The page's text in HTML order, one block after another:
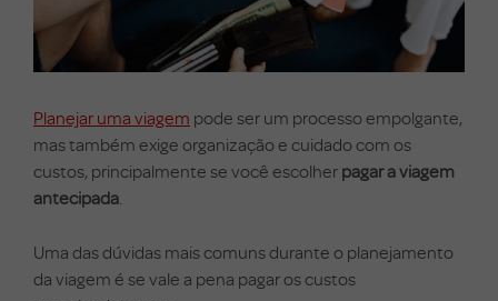
Planejar uma viagem pode ser um processo empolgante,
mas também exige organização e cuidado com os
custos, principalmente se você escolher pagar a viagem
antecipada.
Uma das dúvidas mais comuns durante o planejamento
da viagem é se vale a pena pagar os custos